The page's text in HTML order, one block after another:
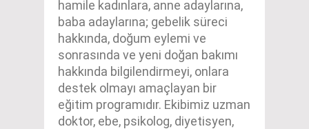
hamile kadınlara, anne adaylarına,
baba adaylarına; gebelik süreci
hakkında, doğum eylemi ve
sonrasında ve yeni doğan bakımı
hakkında bilgilendirmeyi, onlara
destek olmayı amaçlayan bir
eğitim programıdır. Ekibimiz uzman
doktor, ebe, psikolog, diyetisyen,